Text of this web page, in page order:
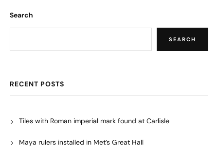
Search
SEARCH
RECENT POSTS
Tiles with Roman imperial mark found at Carlisle
Maya rulers installed in Met’s Great Hall